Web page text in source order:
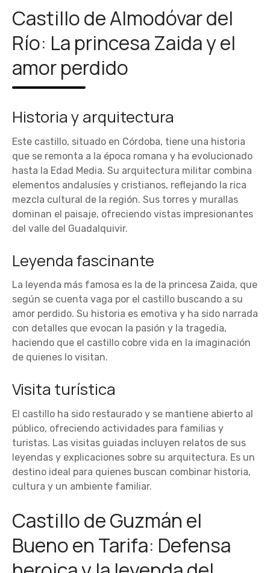
Castillo de Almodóvar del
Río: La princesa Zaida y el
amor perdido
Historia y arquitectura
Este castillo, situado en Córdoba, tiene una historia
que se remonta a la época romana y ha evolucionado
hasta la Edad Media. Su arquitectura militar combina
elementos andalusíes y cristianos, reflejando la rica
mezcla cultural de la región. Sus torres y murallas
dominan el paisaje, ofreciendo vistas impresionantes
del valle del Guadalquivir.
Leyenda fascinante
La leyenda más famosa es la de la princesa Zaida, que
según se cuenta vaga por el castillo buscando a su
amor perdido. Su historia es emotiva y ha sido narrada
con detalles que evocan la pasión y la tragedia,
haciendo que el castillo cobre vida en la imaginación
de quienes lo visitan.
Visita turística
El castillo ha sido restaurado y se mantiene abierto al
público, ofreciendo actividades para familias y
turistas. Las visitas guiadas incluyen relatos de sus
leyendas y explicaciones sobre su arquitectura. Es un
destino ideal para quienes buscan combinar historia,
cultura y un ambiente familiar.
Castillo de Guzmán el
Bueno en Tarifa: Defensa